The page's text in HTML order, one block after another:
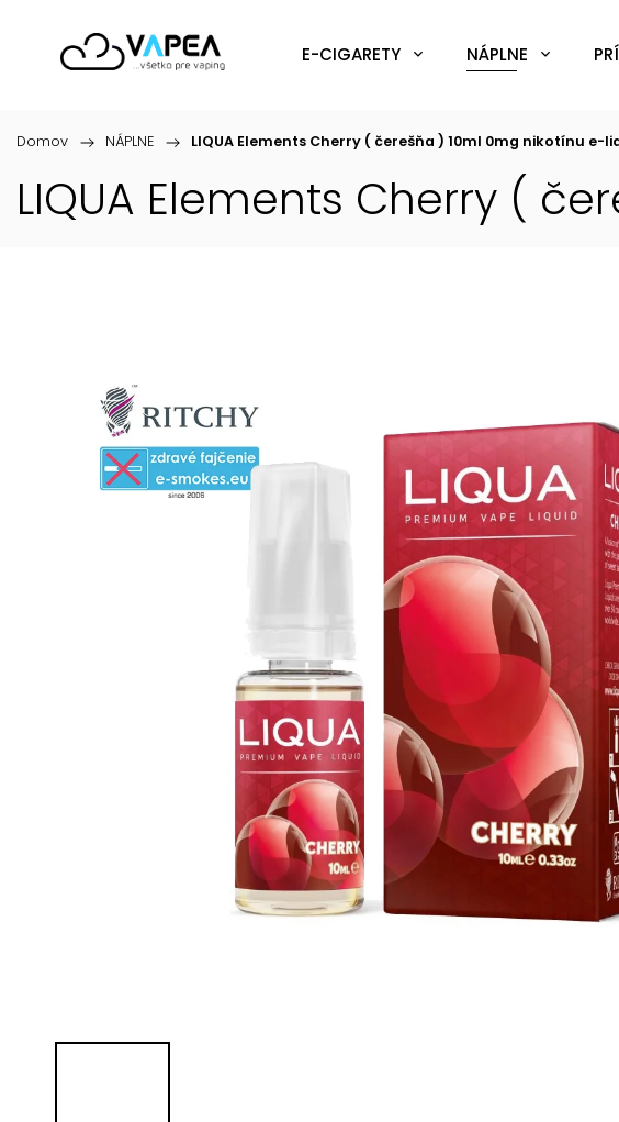
E-CIGARETY NÁPLNE
Domov / NÁPLNE / LIQUA Elements Cherry ( čerešňa ) 10ml 0mg nikotínu e-
LIQUA Elements Cherry (